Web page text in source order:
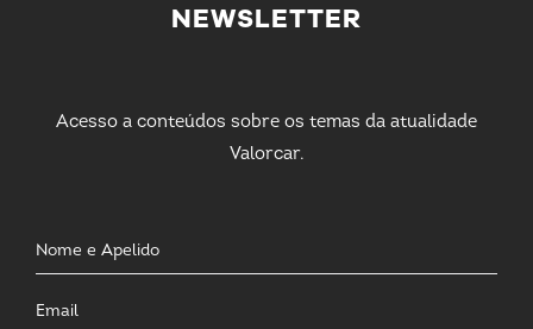
NEWSLETTER
Acesso a conteúdos sobre os temas da atualidade
Valorcar.